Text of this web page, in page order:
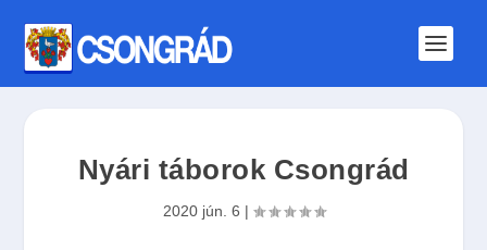
Nyári táborok Csongrád
2020 jún. 6 |